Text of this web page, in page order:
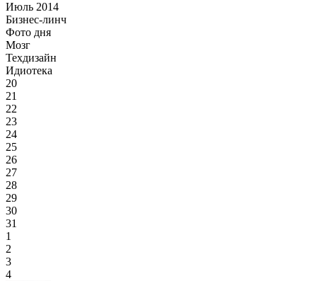
Июль 2014
Бизнес-линч
Фото дня
Мозг
Техдизайн
Идиотека
20
21
22
23
24
25
26
27
28
29
30
31
1
2
3
4